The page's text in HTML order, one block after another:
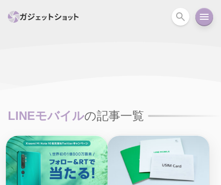
ガイド ニュース オーディオ 周辺機器
LINEモバイルの記事一覧